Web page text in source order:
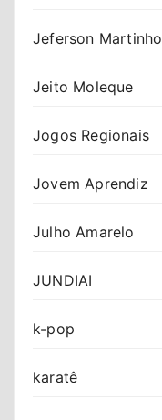
Jeferson Martinho
Jeito Moleque
Jogos Regionais
Jovem Aprendiz
Julho Amarelo
JUNDIAI
k-pop
karatê